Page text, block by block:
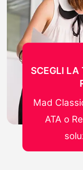
SCEGLI LA
Mad
ATA o